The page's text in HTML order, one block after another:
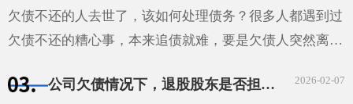
···
欠债不还的人去世了，该如何处理债务？很多人都遇到过
欠债不还的糟心事，本来追债就难，要是欠债人突然离
问题。债主心里那叫一个着急，不知道该怎么办才好。其
2026-02-07
公司欠债情况下，退股股东是否担责任